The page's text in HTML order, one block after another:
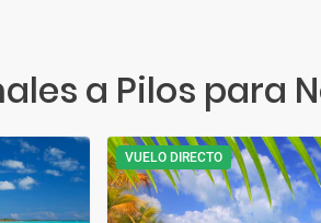
a Pilos para
VUELO DIRECTO